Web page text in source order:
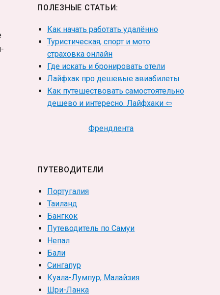
ПОЛЕЗНЫЕ СТАТЬИ:
Как начать работать удалённо
Туристическая, спорт и мото
страховка онлайн
Где искать и бронировать отели
Лайфхак про дешевые авиабилеты
Как путешествовать самостоятельно
дешево и интересно. Лайфхаки ⇦
Френдлента
ПУТЕВОДИТЕЛИ
Португалия
Таиланд
Бангкок
Путеводитель по Самуи
Непал
Бали
Сингапур
Куала-Лумпур, Малайзия
Шри-Ланка